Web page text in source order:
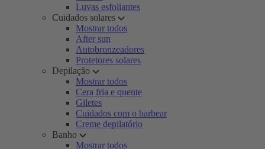
Luvas esfoliantes
Cuidados solares
Mostrar todos
After sun
Autobronzeadores
Protetores solares
Depilação
Mostrar todos
Cera fria e quente
Giletes
Cuidados com o barbear
Creme depilatório
Banho
Mostrar todos